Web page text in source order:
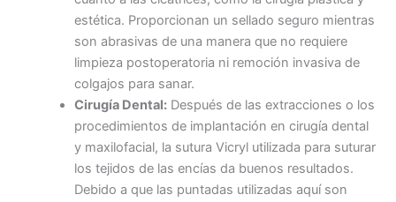
estética. Proporcionan un sellado seguro mientras
son abrasivas de una manera que no requiere
limpieza postoperatoria ni remoción invasiva de
colgajos para sanar.
Cirugía Dental: Después de las extracciones o los
procedimientos de implantación en cirugía dental
y maxilofacial, la sutura Vicryl utilizada para suturar
los tejidos de las encías da buenos resultados.
Debido a que las puntadas utilizadas aquí son